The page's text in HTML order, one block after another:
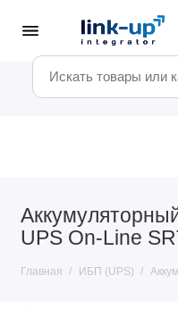
UPS On-Line
Главная ИБП (UPS)